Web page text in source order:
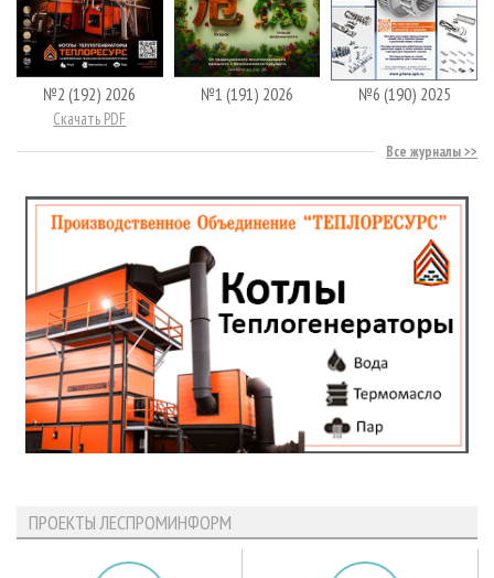
№2 (192) 2026
Скачать PDF
№1 (191) 2026 №6 (190) 2025
Все журналы
ПРОЕКТЫ ЛЕСПРОМИНФОРМ